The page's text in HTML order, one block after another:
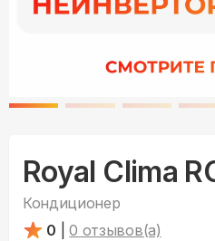
Royal Clima
Кондиционер
0
0 отзывов(а)